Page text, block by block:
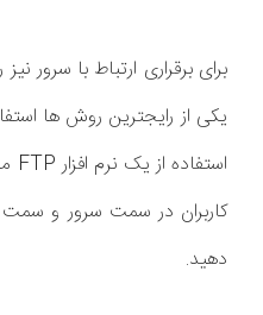
برای برقراری ارتباط با سرور
دهید.